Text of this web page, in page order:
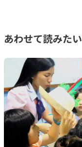
あわせて読みたい